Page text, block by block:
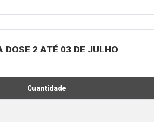
DOSE 2 ATÉ 03 DE JULHO
Quantidade